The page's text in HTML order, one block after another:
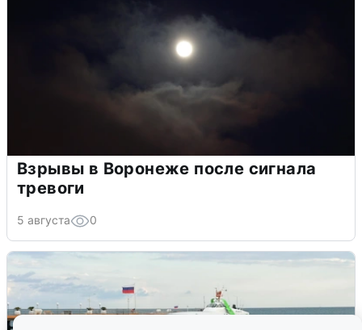
Взрывы в Воронеже после сигнала
тревоги
5 августа 0